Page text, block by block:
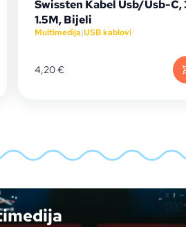
Swissten Kabel Usb/Usb-C,
1.5M, Bijeli
Multimedija|USB kablovi
4,20€